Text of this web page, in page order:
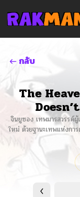
กลับ
The
จินยูซอง เทพมารสวรรค์ผู้
ใหม่ ด้วยฐานะเทพแห่งกา